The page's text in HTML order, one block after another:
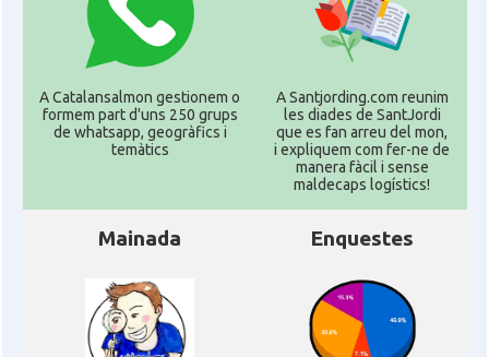
A Catalansalmon gestionem o
formem part d'uns 250 grups
de whatsapp, geogràfics i
temàtics
A Santjording.com reunim
les diades de SantJordi
que es fan arreu del mon,
i expliquem com fer-ne de
manera fàcil i sense
maldecaps logí­stics!
Mainada Enquestes